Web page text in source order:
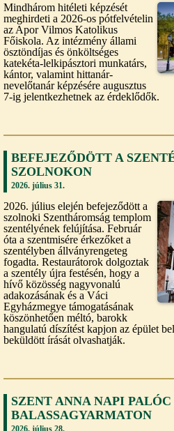
Mindhárom hitéleti képzését
meghirdeti a 2026-os pótfelvételin
az Apor Vilmos Katolikus
Főiskola. Az intézmény állami
ösztöndíjas és önköltséges
katekéta-lelkipásztori munkatárs,
kántor, valamint hittanár-
nevelőtanár képzésére augusztus
7-ig jelentkezhetnek az érdeklődők.
BEFEJEZŐDÖTT A
SZOLNOKON
2026. július 31.
2026. július elején befejeződött a
szolnoki Szentháromság templom
szentélyének felújítása. Február
óta a szentmisére érkezőket a
szentélyben állványrengeteg
fogadta. Restaurátorok dolgoztak
a szentély újra festésén, hogy a
hívő közösség nagyvonalú
adakozásának és a Váci
Egyházmegye támogatásának
köszönhetően méltó, barokk
hangulatú díszítést kapjon az épület
beküldött írását olvashatják.
SZENT ANNA NAPI PALÓC
BALASSAGYARMATON
2026. július 28.